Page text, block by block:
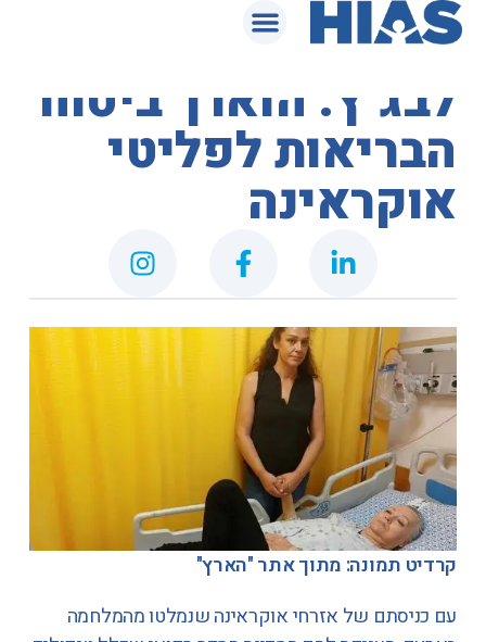
סיפורי הצלחה
בעקבות עתירה
לבג"ץ: הוארך ביטוח
הבריאות לפליטי
אוקראינה
קרדיט תמונה: מתוך אתר "הארץ"
עם כניסתם של אזרחי אוקראינה שנמלטו מהמלחמה